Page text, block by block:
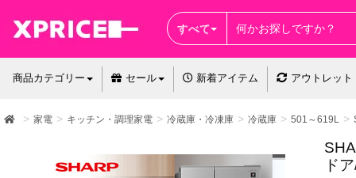
すべて
商品カテゴリー セール 新着アイテム アウトレット
家電 キッチン・調理家電 冷蔵庫・冷凍庫 冷蔵庫 501～619L
ド